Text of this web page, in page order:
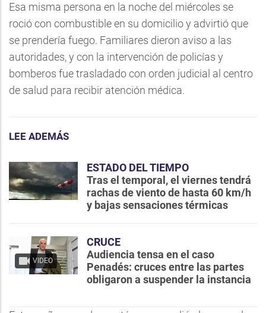
Esa misma persona en la noche del miércoles se
roció con combustible en su domicilio y advirtió que
se prendería fuego. Familiares dieron aviso a las
autoridades, y con la intervención de policías y
bomberos fue trasladado con orden judicial al centro
de salud para recibir atención médica.
LEE ADEMÁS
ESTADO DEL TIEMPO
Tras el temporal, el viernes tendrá
rachas de viento de hasta 60 km/h
y bajas sensaciones térmicas
VIDEO
CRUCE
Audiencia tensa en el caso
Penadés: cruces entre las partes
obligaron a suspender la instancia